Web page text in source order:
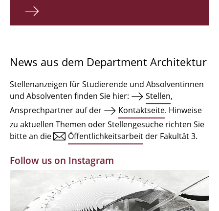
Master Architektur
Qualifikationsprofil
Institute
Einrichtungen
Zeichensäle
MBW | Modellbauwerkstatt
Alumni | cloud club
Dokumente und Downloads
News aus dem Department Architektur
Stellenanzeigen für Studierende und Absolventinnen
und Absolventen finden Sie hier:
Stellen,
Ansprechpartner auf der
Kontaktseite. Hinweise
zu aktuellen Themen oder Stellengesuche richten Sie
bitte an die
Öffentlichkeitsarbeit der Fakultät 3.
Follow us on Instagram